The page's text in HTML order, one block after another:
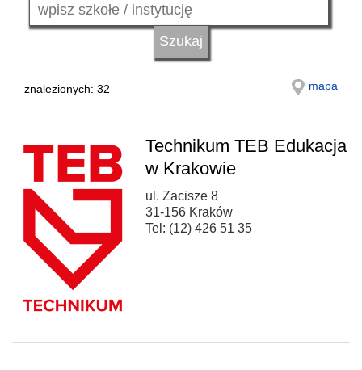
znalezionych: 32 mapa
Technikum TEB Edukacja
w Krakowie
ul. Zacisze 8
31-156 Kraków
Tel: (12) 426 51 35